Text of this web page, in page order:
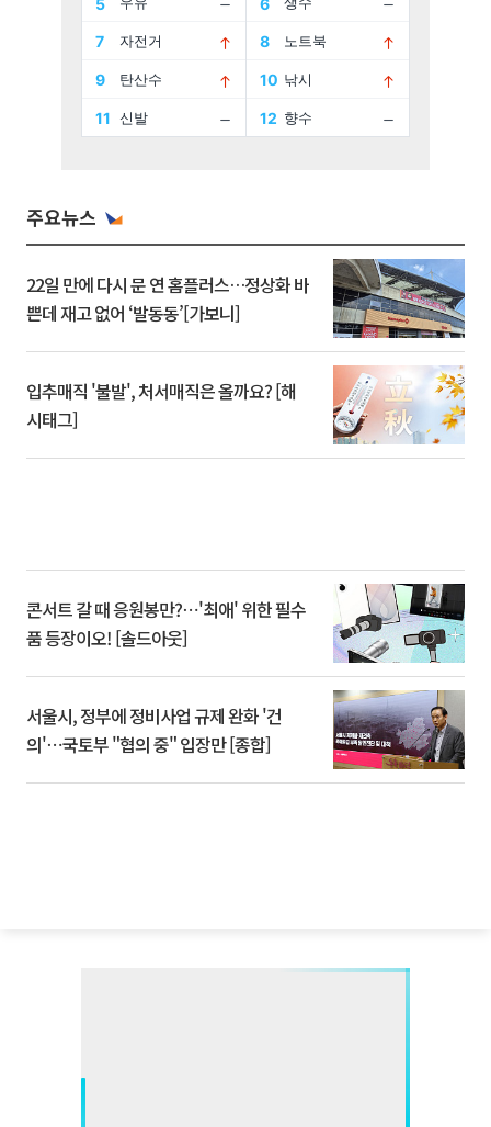
주요뉴스
22일 만에 다시 문 연 홈플러스…정상화 바
쁜데 재고 없어 ‘발동동’[가보니]
입추매직 '불발', 처서매직은 올까요? [해
시태그]
콘서트 갈 때 응원봉만?⋯'최애' 위한 필수
품 등장이오! [솔드아웃]
서울시, 정부에 정비사업 규제 완화 '건
의'⋯국토부 "협의 중" 입장만 [종합]